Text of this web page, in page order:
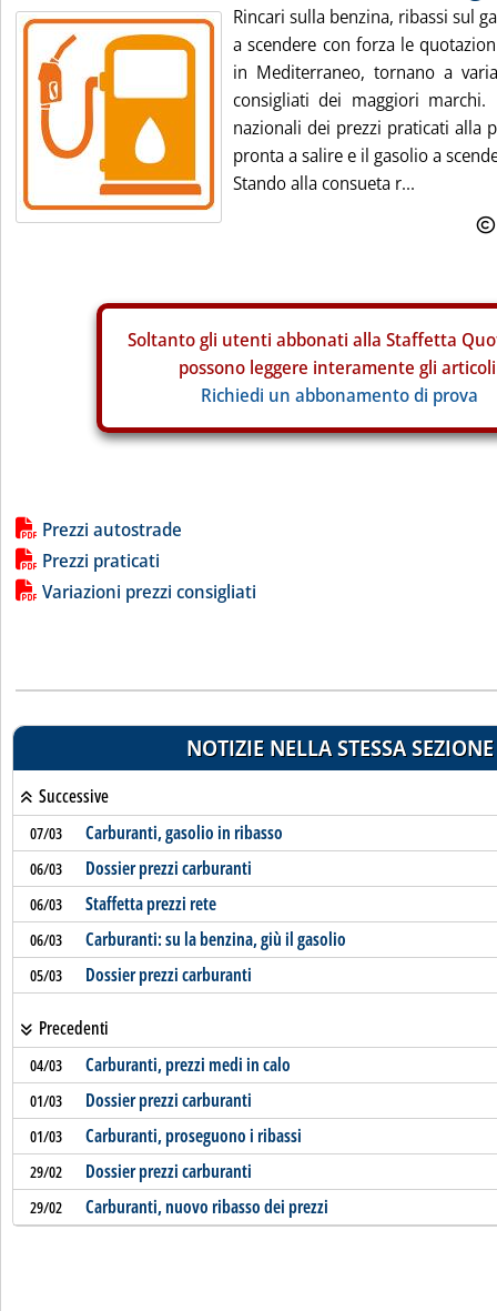
Rincari sulla benzina, ribassi sul
a scendere con forza le
in Mediterraneo, tornano a
consigliati dei maggiori
nazionali dei prezzi praticati alla
pronta a salire e il gasolio a
Stando alla consueta r...
Soltanto gli utenti abbonati alla Staffetta
possono leggere interamente gli
Richiedi un abbonamento di prova
Lista allegati PDF alla notizia
Prezzi autostrade
Prezzi praticati
Variazioni prezzi consigliati
NOTIZIE NELLA STESSA SEZIONE
Successive
07/03 Carburanti, gasolio in ribasso
06/03 Dossier prezzi carburanti
06/03 Staffetta prezzi rete
06/03 Carburanti: su la benzina, giù il gasolio
05/03 Dossier prezzi carburanti
Precedenti
04/03 Carburanti, prezzi medi in calo
01/03 Dossier prezzi carburanti
01/03 Carburanti, proseguono i ribassi
29/02 Dossier prezzi carburanti
29/02 Carburanti, nuovo ribasso dei prezzi